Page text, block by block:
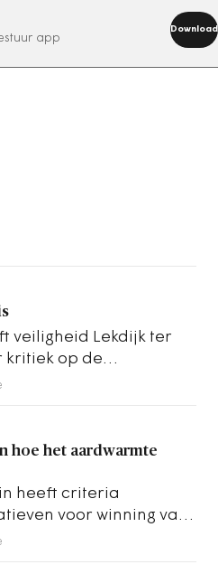
app
Download
nu
veiligheid Lekdijk ter
kritiek op de
de dijkversterking.
hoe het aardwarmte
heeft criteria
voor winning van